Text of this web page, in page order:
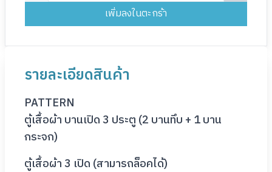
เพิ่มลงในตะกร้า
รายละเอียดสินค้า
PATTERN
ตู้เสื้อผ้า บานเปิด 3 ประตู (2 บานทึบ + 1 บาน
กระจก)
ตู้เสื้อผ้า 3 เปิด (สามารถล็อคได้)